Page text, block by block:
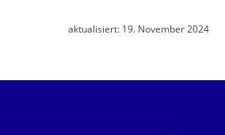
aktualisiert: 19. November 2024